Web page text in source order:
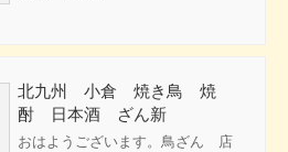
北九州 小倉 焼き鳥 焼
酎 日本酒 ざん新
おはようございます。鳥ざん 店